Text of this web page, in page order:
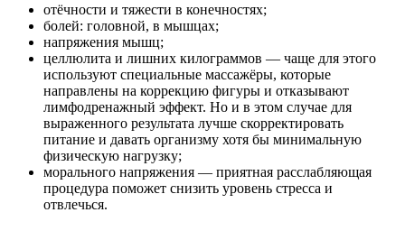
отёчности и тяжести в конечностях;
болей: головной, в мышцах;
напряжения мышц;
целлюлита и лишних килограммов — чаще для этого
используют специальные массажёры, которые
направлены на коррекцию фигуры и отказывают
лимфодренажный эффект. Но и в этом случае для
выраженного результата лучше скорректировать
питание и давать организму хотя бы минимальную
физическую нагрузку;
морального напряжения — приятная расслабляющая
процедура поможет снизить уровень стресса и
отвлечься.